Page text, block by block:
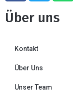
Über uns
Kontakt
Über Uns
Unser Team